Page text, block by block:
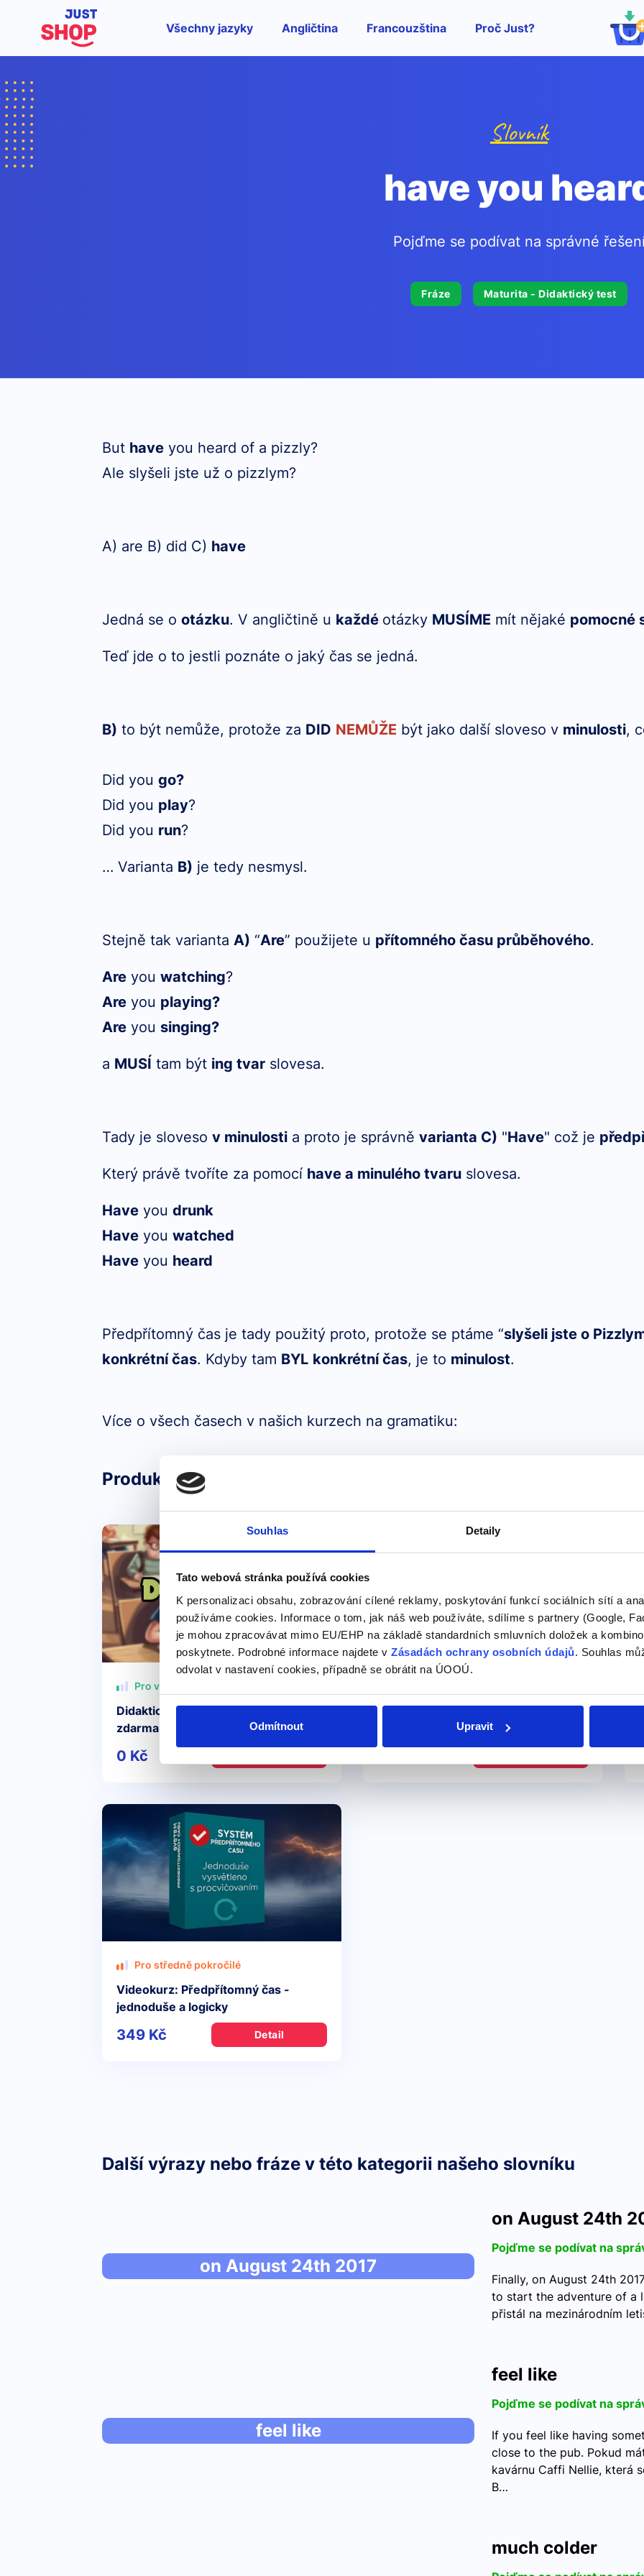
Souhlas Detaily
Tato webová stránka používá cookies
K personalizaci obsahu, zobrazování cílené reklamy, poskytování funkcí sociálních sítí a
používáme cookies. Informace o tom, jak náš web používáte, sdílíme s partnery (Google,
je mohou zpracovávat mimo EU/EHP na základě standardních smluvních doložek a
poskytnete. Podrobné informace najdete v Zásadách ochrany osobních údajů. Souhlas
odvolat v nastavení cookies, případně se obrátit na ÚOOÚ.
Odmítnout Upravit
Všechny jazyky Angličtina Francouzština Proč Just?
Slovník
have you
Pojďme se podívat na správné
Fráze Maturita - Didaktický test
But have you heard of a pizzly?
Ale slyšeli jste už o pizzlym?
A) are B) did C) have
Jedná se ootázku. V angličtině u každé otázky MUSÍME mít nějaké pomocné
Teď jde o to jestli poznáte o jaký čas se jedná.
B) to být nemůže, protože za DID NEMŮŽE být jako další sloveso v minulosti,
Did yougo?
Did you play?
Did you run?
… Varianta B) je tedy nesmysl.
Stejně tak variantaA) “Are” použijete u přítomného času průběhového.
Are youwatching?
Are you playing?
Are yousinging?
a MUSÍ tam být ing tvar slovesa.
Tady je slovesov minulosti a proto je správněvarianta C) "Have" což je
Který právě tvoříte za pomocí have a minulého tvaru slovesa.
Have youdrunk
Have youwatched
Have you heard
Předpřítomný čas je tady použitý proto, protože se ptáme “slyšeli jste o
konkrétní čas. Kdyby tam BYL konkrétní čas, je to minulost.
Více o všech časech v našich kurzech na gramatiku:
Produkty, kde výraz nebo frázi učíme
Pro všechny
Didaktický test z angličtiny – příprava
zdarma
0 Kč
Videokurz: Minulé časy -
vše co potřebujete vědět
Pro středně pokročilé
Videokurz: Předpřítomný čas -
jednoduše a logicky
349 Kč Detail
Další výrazy nebo fráze v této kategorii našeho slovníku
on August 24th 2017
on August 24th
Pojďme se podívat na
Finally, on August 24th
to start the adventure of a
přistál na mezinárodním
feel like
feel like
Pojďme se podívat na
If you feel like having
close to the pub. Pokud
kavárnu Caffi Nellie, která
B…
much colder